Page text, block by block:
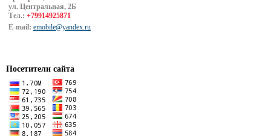
ул. Центральная, 2Б
Тел.: +79914925871
E-mail: emobile@yandex.ru
Посетители сайта